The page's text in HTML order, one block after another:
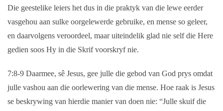
Die geestelike leiers het dus in die praktyk van die lewe eerder
vasgehou aan sulke oorgelewerde gebruike, en mense so geleer,
en daarvolgens veroordeel, maar uiteindelik glad nie self die Here
gedien soos Hy in die Skrif voorskryf nie.
7:8-9 Daarmee, sê Jesus, gee julle die gebod van God prys omdat
julle vashou aan die oorlewering van die mense. Hoe raak is Jesus
se beskrywing van hierdie manier van doen nie: “Julle skuif die